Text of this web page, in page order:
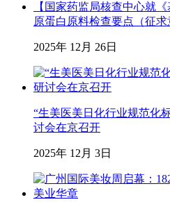
【国家药监局核查中心就
原蛋白原料检查要点（征求
2025年 12月 26日
“生美医美日化行业规范化
讨会在京召开
2025年 12月 3日